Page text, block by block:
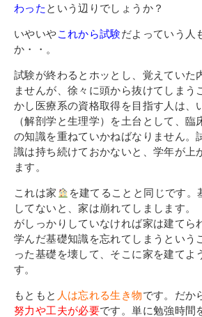
ブログ
コラム
お問い合わせ
資料請求
教職員採用情報
その他
個人情報の取り扱いについて
わった という辺りでしょうか？
いやいやこれから試験だよっていう人
か・・。
試験が終わるとホッとし、覚えていた
ませんが、徐々に頭から抜けてしまう
かし医療系の資格取得を目指す人は、
（解剖学と生理学）を土台として、臨
の知識を重ねていかねばなりません。
識は持ち続けておかないと、学年が上
ます。
これは家
を建てることと同じです。
してないと、家は崩れてしまします。
がしっかりしていなければ家は建てら
学んだ基礎知識を忘れてしまうという
った基礎を壊して、そこに家を建てよ
す。
もともと 人は忘れる生き物です。だか
努力や工夫が必要です。単に勉強時間